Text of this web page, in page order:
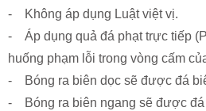
- Không áp dụng Luật việt vị.
- Áp dụng quả đá phạt trực tiếp
huống phạm lỗi trong vòng cấm
- Bóng ra biên dọc sẽ được đá
- Bóng ra biên ngang sẽ được đá